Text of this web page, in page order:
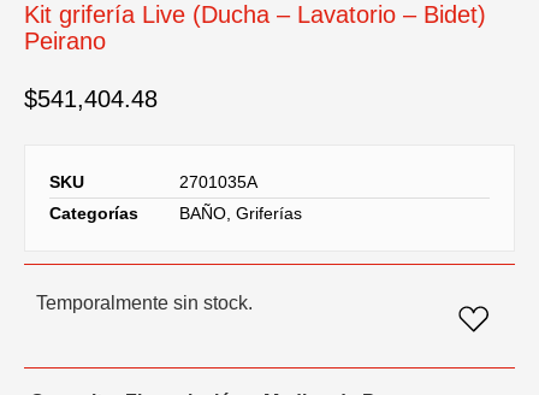
Kit grifería Live (Ducha – Lavatorio – Bidet)
Peirano
$541,404.48
SKU
2701035A
Categorías
BAÑO Griferías
Temporalmente sin stock.